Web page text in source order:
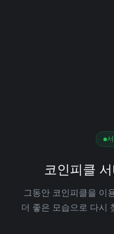
코인피클
그동안 코인피클을 이
더 좋은 모습으로 다시